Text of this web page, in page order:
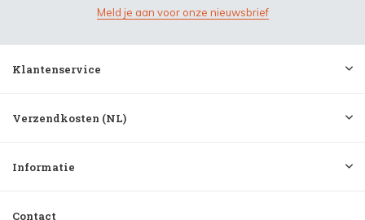
Meld je aan voor onze nieuwsbrief
Klantenservice
Verzendkosten (NL)
Informatie
Contact